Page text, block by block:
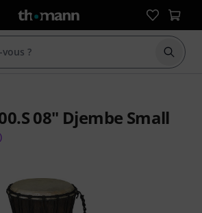
08" Djembe Small
sur 5 d'après 106 évaluations clients
)